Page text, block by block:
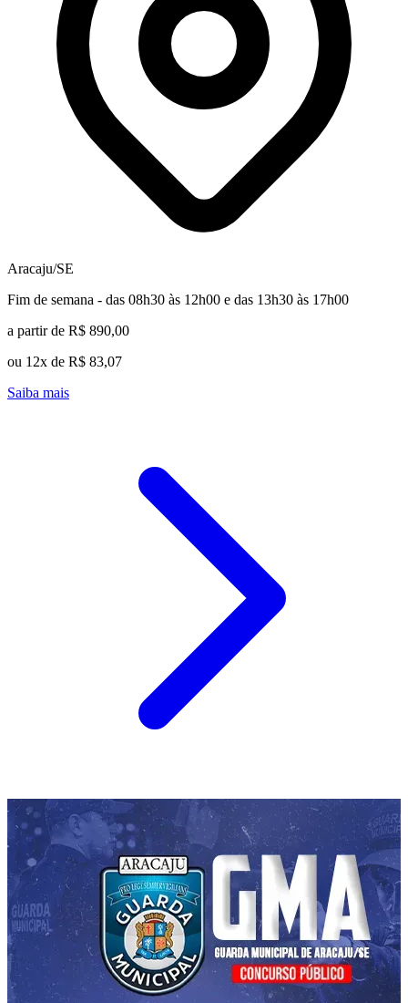
Aracaju/SE
Fim de semana - das 08h30 às 12h00 e das 13h30 às 17h00
a partir de R$ 890,00
ou 12x de R$ 83,07
Saiba mais